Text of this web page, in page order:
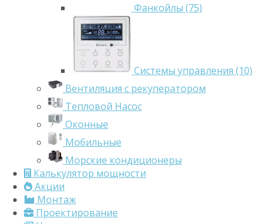
Фанкойлы (75)
Системы управления (10)
Вентиляция с рекуператором
Тепловой Насос
Оконные
Мобильные
Морские кондиционеры
Калькулятор мощности
Акции
Монтаж
Проектирование